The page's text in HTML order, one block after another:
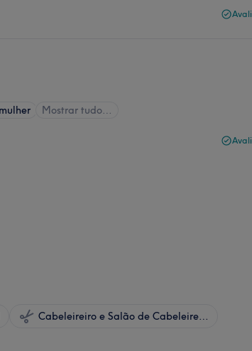
Mostrar tudo…
Cabeleireiro e Salão de Cabeleireiro